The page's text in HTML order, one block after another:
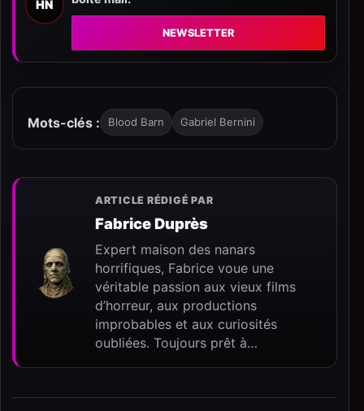
HN
NEWSLETTER
Mots-clés : Blood Barn Gabriel Bernini
ARTICLE RÉDIGÉ PAR
Fabrice Duprès
Expert maison des nanars
horrifiques, Fabrice voue une
véritable passion aux vieux films
d’horreur, aux productions
improbables et aux curiosités
oubliées. Toujours prêt à…